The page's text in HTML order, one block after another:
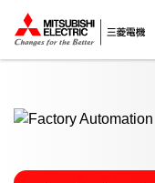
ここから本文